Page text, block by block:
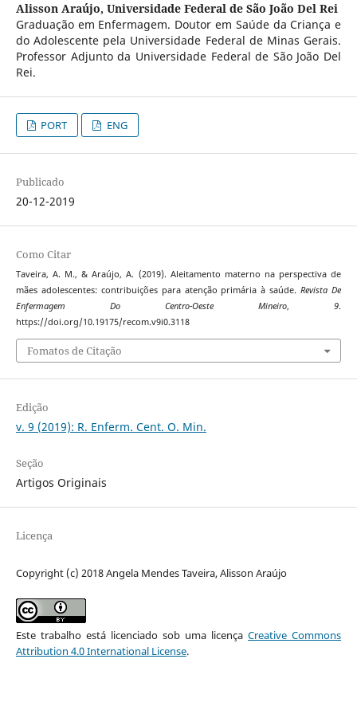
Alisson Araújo, Universidade Federal de São João Del Rei
Graduação em Enfermagem. Doutor em Saúde da Criança e
do Adolescente pela Universidade Federal de Minas Gerais.
Professor Adjunto da Universidade Federal de São João Del
Rei.
PORT ENG
Publicado
20-12-2019
Como Citar
Taveira, A. M., & Araújo, A. (2019). Aleitamento materno na perspectiva de
mães adolescentes: contribuições para atenção primária à saúde.Revista De
Enfermagem Do Centro-Oeste Mineiro,9.
https://doi.org/10.19175/recom.v9i0.3118
Fomatos de Citação
Edição
v. 9 (2019): R. Enferm. Cent. O. Min.
Seção
Artigos Originais
Licença
Copyright (c) 2018 Angela Mendes Taveira, Alisson Araújo
Este trabalho está licenciado sob uma licençaCreative Commons
Attribution 4.0 International License.